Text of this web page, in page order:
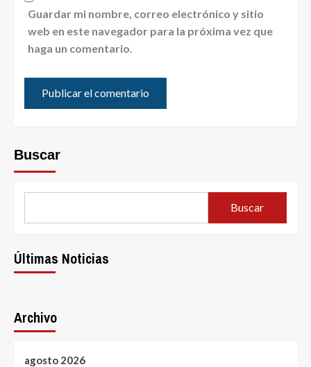
Guardar mi nombre, correo electrónico y sitio
web en este navegador para la próxima vez que
haga un comentario.
Buscar
Buscar
Últimas Noticias
Archivo
agosto 2026